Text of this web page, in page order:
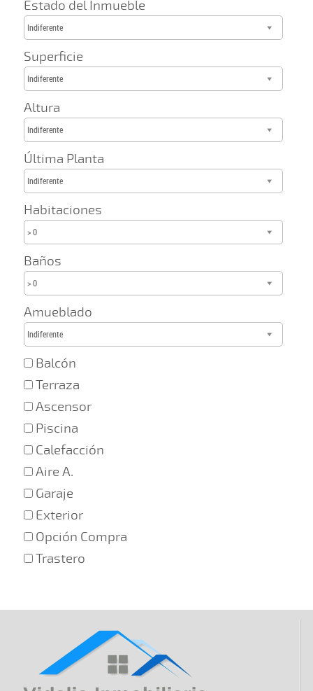
Estado del Inmueble
Indiferente
Superficie
Indiferente
Altura
Indiferente
Última Planta
Indiferente
Habitaciones
> 0
Baños
> 0
Amueblado
Indiferente
Balcón
Terraza
Ascensor
Piscina
Calefacción
Aire A.
Garaje
Exterior
Opción Compra
Trastero